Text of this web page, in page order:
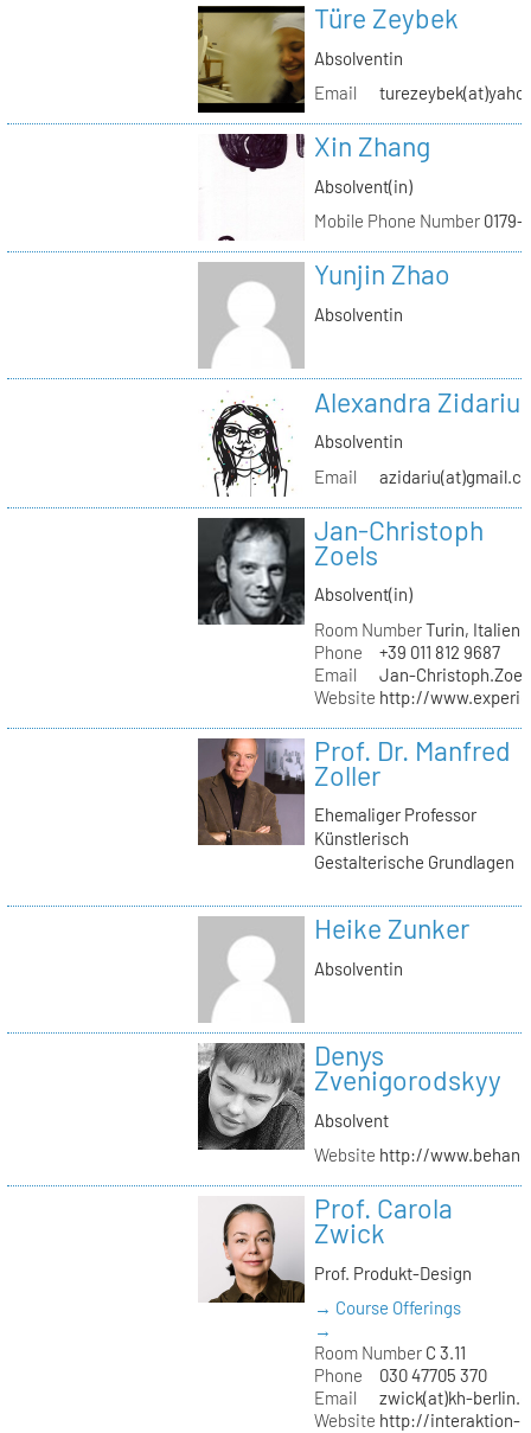
Türe Zeybek
Absolventin
Email
Xin Zhang
Absolvent(in)
Mobile Phone Number0179-
Yunjin Zhao
Absolventin
Alexandra Zidariu
Absolventin
Email
Jan-Christoph
Zoels
Absolvent(in)
Room NumberTurin, Italien
Phone
+39 011 812 9687
Email
Jan-
Website http://
Prof. Dr. Manfred
Zoller
Ehemaliger Professor
Künstlerisch
Gestalterische Grundlagen
Heike Zunker
Absolventin
Denys
Zvenigorodskyy
Absolvent
Website http://
Prof. Carola
Zwick
Prof. Produkt-Design
→ Course Offerings
→
Room NumberC 3.11
Phone
030 47705 370
Email
zwick(at)kh-
Website http://interaktion-